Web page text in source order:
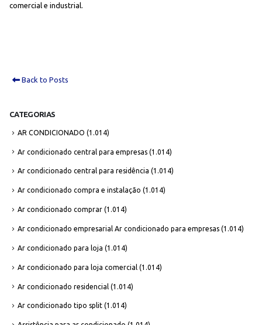
comercial e industrial.
Back to Posts
CATEGORIAS
AR CONDICIONADO (1.014)
Ar condicionado central para empresas (1.014)
Ar condicionado central para residência (1.014)
Ar condicionado compra e instalação (1.014)
Ar condicionado comprar (1.014)
Ar condicionado empresarial Ar condicionado para empresas (1.014)
Ar condicionado para loja (1.014)
Ar condicionado para loja comercial (1.014)
Ar condicionado residencial (1.014)
Ar condicionado tipo split (1.014)